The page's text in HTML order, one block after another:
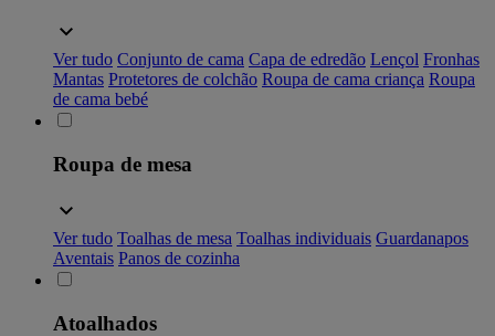
Ver tudo Conjunto de cama Capa de edredão Lençol Fronhas
Mantas Protetores de colchão Roupa de cama criança Roupa
de cama bebé
Roupa de mesa
Ver tudo Toalhas de mesa Toalhas individuais Guardanapos
Aventais Panos de cozinha
Atoalhados